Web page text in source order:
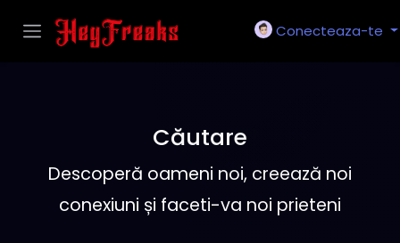
Conecteaza-te
Căutare
Descoperă oameni noi, creează noi
conexiuni și faceti-va noi prieteni